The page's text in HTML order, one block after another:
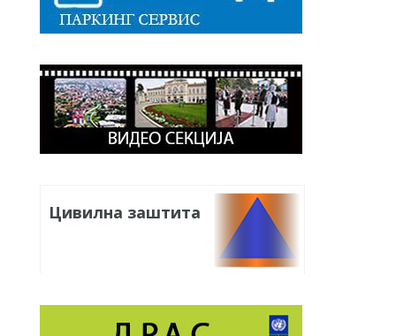
Цивилна заштита